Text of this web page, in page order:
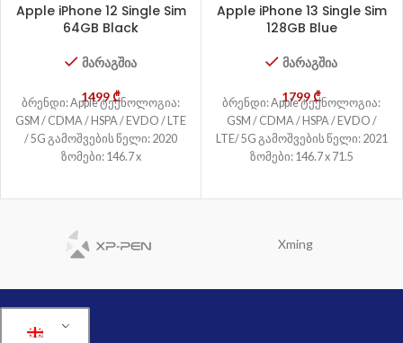
Apple iPhone 12 Single Sim
64GB Black
მარაგშია
1499₾
ბრენდი: Apple ტექნოლოგია:
GSM / CDMA / HSPA / EVDO / LTE
/ 5G გამოშვების წელი: 2020
ზომები: 146.7 x
Apple iPhone 13 Single Sim
128GB Blue
მარაგშია
1799₾
ბრენდი: Apple ტექნოლოგია:
GSM / CDMA / HSPA / EVDO /
LTE/ 5G გამოშვების წელი: 2021
ზომები: 146.7 x 71.5
Xming